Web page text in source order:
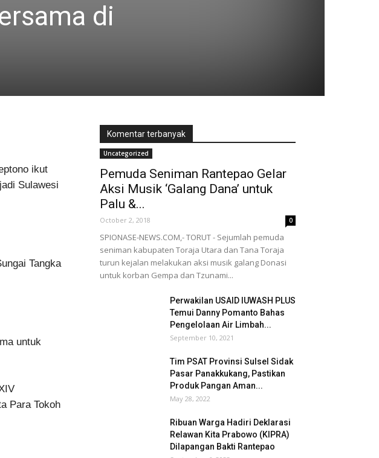
di
ikut
Sulawesi
Tangka
untuk
Para Tokoh
Komentar terbanyak
Uncategorized
Pemuda Seniman Rantepao Gelar
Aksi Musik ‘Galang Dana’ untuk
Palu &...
October 2, 2018 0
SPIONASE-NEWS.COM,- TORUT - Sejumlah pemuda
seniman kabupaten Toraja Utara dan Tana Toraja
turun kejalan melakukan aksi musik galang Donasi
untuk korban Gempa dan Tzunami...
Perwakilan USAID IUWASH PLUS
Temui Danny Pomanto Bahas
Pengelolaan Air Limbah...
September 10, 2021
Tim PSAT Provinsi Sulsel Sidak
Pasar Panakkukang, Pastikan
Produk Pangan Aman...
May 28, 2022
Ribuan Warga Hadiri Deklarasi
Relawan Kita Prabowo (KIPRA)
Dilapangan Bakti Rantepao